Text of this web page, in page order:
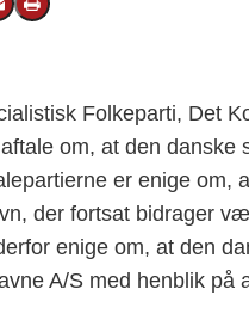
LinkedIn
email
Print
Folkeparti, Det
om, at den
er enige
der fortsat bidrager
enige om, at den
A/S med henblik på